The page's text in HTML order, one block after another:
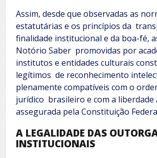
Assim, desde que observadas as
estatutárias e os princípios da
finalidade institucional e da boa-fé,
Notório Saber promovidas por
institutos e entidades culturais
legítimos de reconhecimento
plenamente compatíveis com o
jurídico brasileiro e com a liberdade
assegurada pela Constituição
A LEGALIDADE DAS
INSTITUCIONAIS